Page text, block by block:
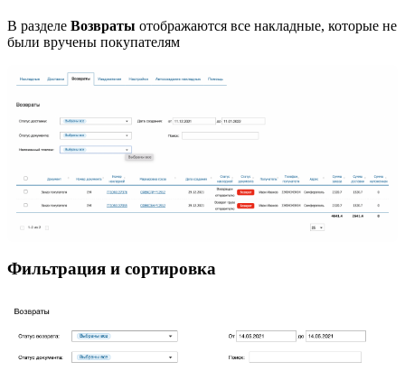
В разделе Возвраты отображаются все накладные, которые не
были вручены покупателям
Фильтрация и сортировка